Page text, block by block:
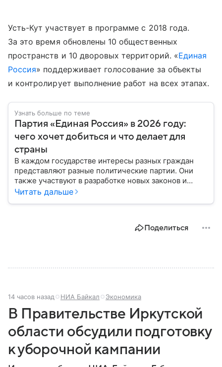
Усть-Кут участвует в программе с 2018 года.
За это время обновлены 10 общественных
пространств и 10 дворовых территорий. «Единая
Россия» поддерживает голосование за объекты
и контролирует выполнение работ на всех этапах.
Узнать больше по теме
Партия «Единая Россия» в 2026 году:
чего хочет добиться и что делает для
страны
В каждом государстве интересы разных граждан
представляют разные политические партии. Они
также участвуют в разработке новых законов и
помогают управлять страной. Некоторые из них
Вспоминаем, как партия «Единая Россия» стала
Читать дальше
Поделиться
14 часов назад НИА Байкал Экономика
В Правительстве Иркутской
области обсудили подготовку
к уборочной кампании